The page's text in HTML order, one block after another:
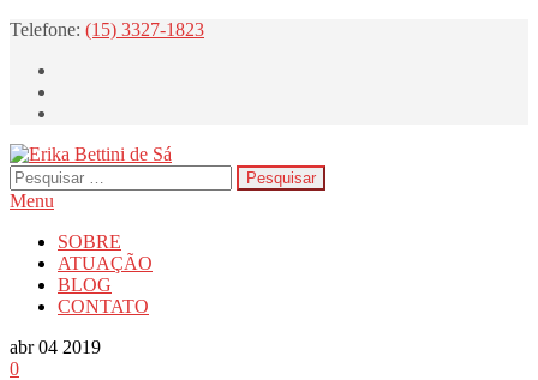
Skip
content
Telefone: (15) 3327-1823
Erika Bettini de Sá
Reumatologista
Pesquisar
por:
Menu
SOBRE
ATUAÇÃO
BLOG
CONTATO
abr04 2019
0